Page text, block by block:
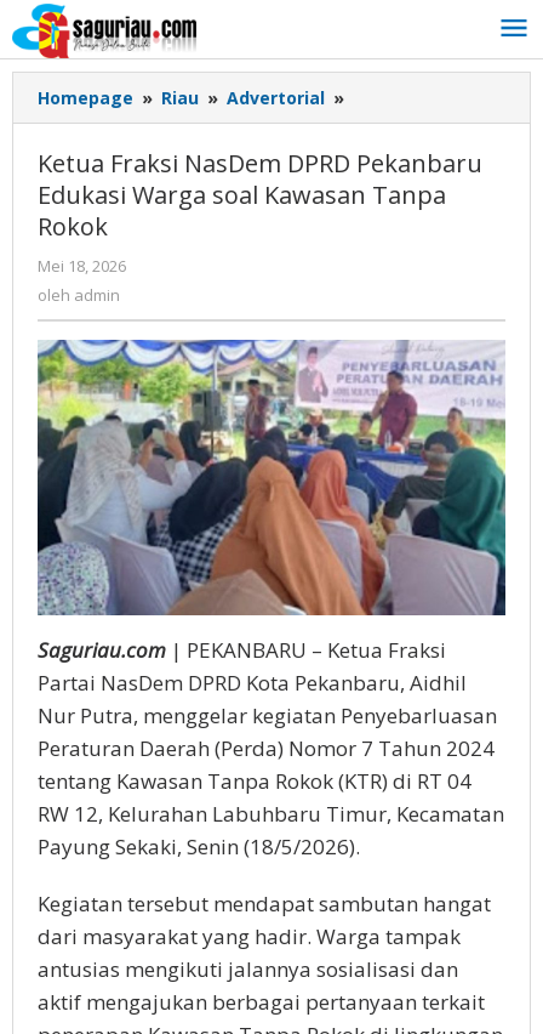
Lewati
ke
konten
Homepage » Riau » Advertorial »
Fraksi
NasDem
DPRD
Pekanbaru
Tanpa
Rokok
Ketua Fraksi NasDem DPRD Pekanbaru
Edukasi Warga soal Kawasan Tanpa
Rokok
Mei 18, 2026
oleh admin
Saguriau.com | PEKANBARU – Ketua Fraksi
Partai NasDem DPRD Kota Pekanbaru, Aidhil
Nur Putra, menggelar kegiatan Penyebarluasan
Peraturan Daerah (Perda) Nomor 7 Tahun 2024
tentang Kawasan Tanpa Rokok (KTR) di RT 04
RW 12, Kelurahan Labuhbaru Timur, Kecamatan
Payung Sekaki, Senin (18/5/2026).
Kegiatan tersebut mendapat sambutan hangat
dari masyarakat yang hadir. Warga tampak
antusias mengikuti jalannya sosialisasi dan
aktif mengajukan berbagai pertanyaan terkait